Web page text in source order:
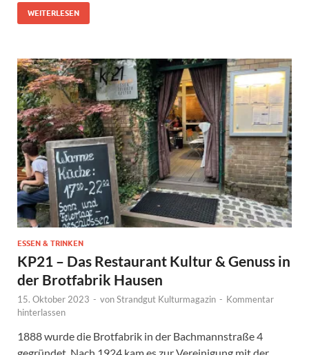
WEITERLESEN
ESSEN & TRINKEN
KP21 – Das Restaurant Kultur & Genuss in
der Brotfabrik Hausen
15. Oktober 2023 - vonStrandgut Kulturmagazin - Kommentar
hinterlassen
1888 wurde die Brotfabrik in der Bachmannstraße 4